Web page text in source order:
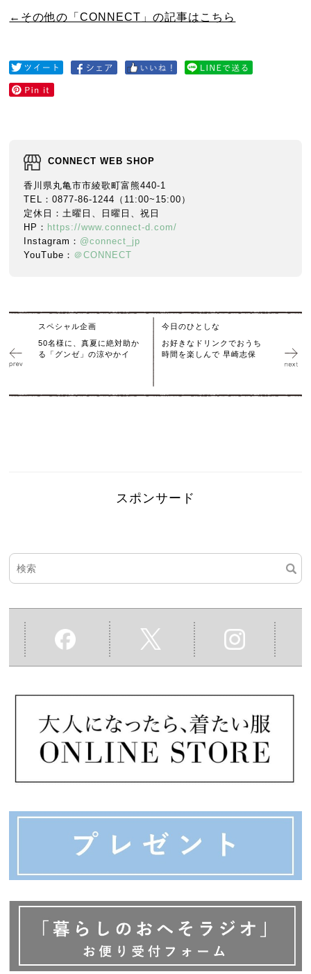
←その他の「CONNECT」の記事はこちら
CONNECT WEB SHOP
香川県丸亀市市綾歌町富熊440-1
TEL：0877-86-1244（11:00~15:00）
定休日：土曜日、日曜日、祝日
HP： https://www.connect-d.com/
Instagram： @connect_jp
YouTube： ＠CONNECT
スペシャル企画
50名様に、真夏に絶対助か
る「グンゼ」の涼やかイ
今日のひとしな
お好きなドリンクでおうち
時間を楽しんで 早崎志保
スポンサード